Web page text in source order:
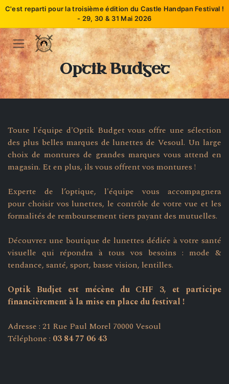
C'est reparti pour la troisième édition du Castle Handpan Festival !
- 29, 30 & 31 Mai 2026
Se rendre au contenu
Optik Budget
Toute l'équipe d'Optik Budget vous offre une sélection
des plus belles marques de lunettes de Vesoul. Un large
choix de montures de grandes marques vous attend en
magasin. Et en plus, ils vous offrent vos montures !
Experte de l’optique, l'équipe vous accompagnera
pour choisir vos lunettes, le contrôle de votre vue et les
formalités de remboursement tiers payant des mutuelles.
Découvrez une boutique de lunettes dédiée à votre santé
visuelle qui répondra à tous vos besoins : mode &
tendance, santé, sport, basse vision, lentilles.
Optik Budjet est mécène du CHF 3, et participe
financièrement à la mise en place du festival !
Adresse : 21 Rue Paul Morel 70000 Vesoul
Téléphone : 03 84 77 06 43